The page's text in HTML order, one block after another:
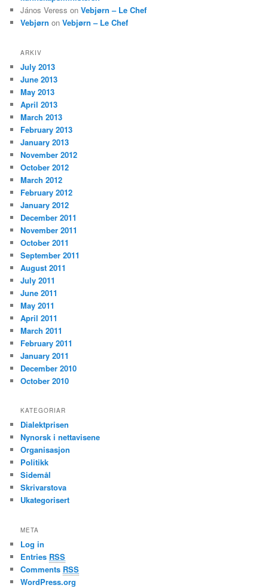
János Veress onVebjørn – Le Chef
Vebjørn onVebjørn – Le Chef
ARKIV
July 2013
June 2013
May 2013
April 2013
March 2013
February 2013
January 2013
November 2012
October 2012
March 2012
February 2012
January 2012
December 2011
November 2011
October 2011
September 2011
August 2011
July 2011
June 2011
May 2011
April 2011
March 2011
February 2011
January 2011
December 2010
October 2010
KATEGORIAR
Dialektprisen
Nynorsk i nettavisene
Organisasjon
Politikk
Sidemål
Skrivarstova
Ukategorisert
META
Log in
Entries RSS
Comments RSS
WordPress.org